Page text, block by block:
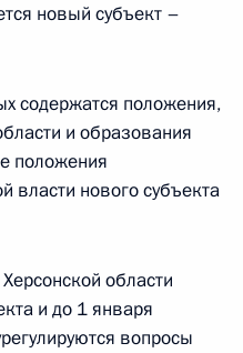
использования
в Российскую
нового субъекта –
новый субъект –
содержатся положения,
и образования
положения
власти нового субъекта
области
и до 1 января
вопросы